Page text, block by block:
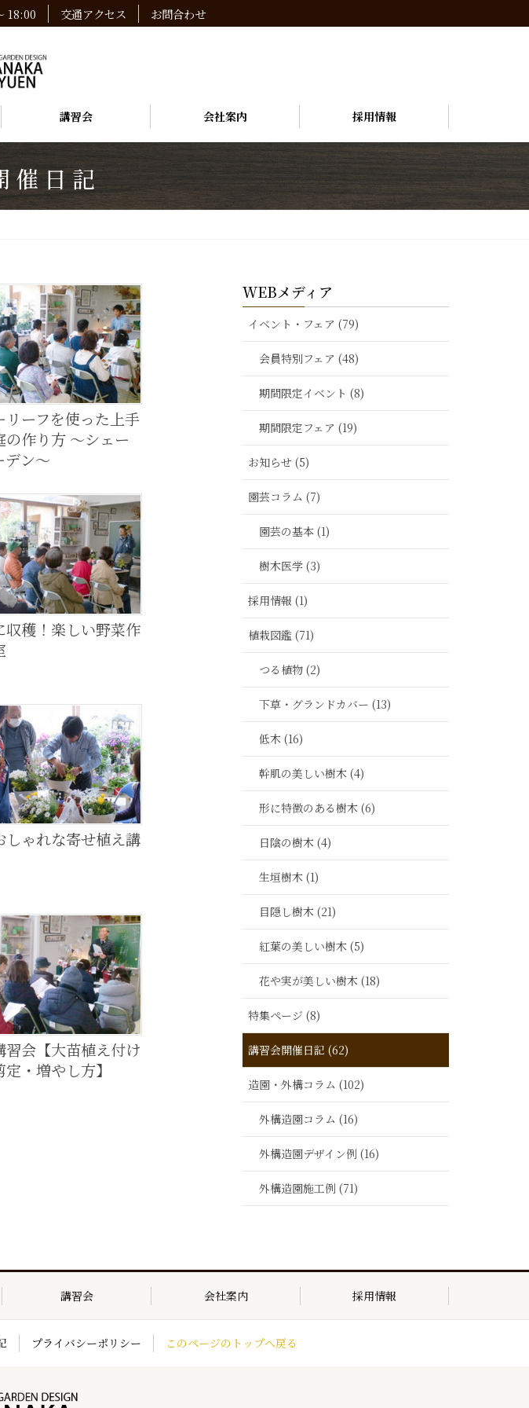
18:00 交通アクセス お問合わせ
講習会 会社案内 採用情報
催日記
の作り方 ～シェー
デン～
定・増やし方】
WEBメディア
イベント・フェア (79)
会員特別フェア (48)
期間限定イベント (8)
期間限定フェア (19)
お知らせ (5)
園芸コラム (7)
園芸の基本 (1)
樹木医学 (3)
採用情報 (1)
植栽図鑑 (71)
つる植物 (2)
下草・グランドカバー (13)
低木 (16)
幹肌の美しい樹木 (4)
形に特徴のある樹木 (6)
日陰の樹木 (4)
生垣樹木 (1)
目隠し樹木 (21)
紅葉の美しい樹木 (5)
花や実が美しい樹木 (18)
特集ページ (8)
講習会開催日記 (62)
造園・外構コラム (102)
外構造園コラム (16)
外構造園デザイン例 (16)
外構造園施工例 (71)
講習会 会社案内 採用情報
プライバシーポリシー このページのトップへ戻る